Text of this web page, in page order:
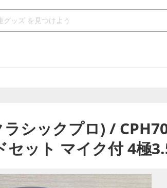
ラシックプロ) /
セット マイク付 4極